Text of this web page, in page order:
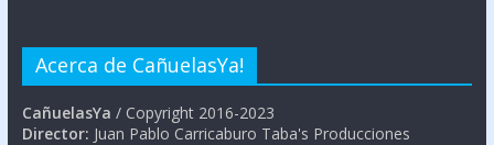
Acerca de CañuelasYa!
CañuelasYa / Copyright 2016-2023
Director: Juan Pablo Carricaburo Taba's Producciones